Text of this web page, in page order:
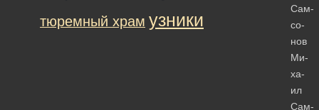
Сам­
со­
нов
Ми­
ха­
ил
Сам­
тюремный храм узники